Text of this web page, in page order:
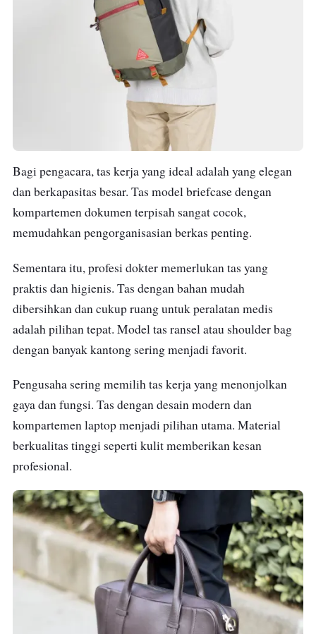
Bagi pengacara, tas kerja yang ideal adalah yang elegan
dan berkapasitas besar. Tas model briefcase dengan
kompartemen dokumen terpisah sangat cocok,
memudahkan pengorganisasian berkas penting.
Sementara itu, profesi dokter memerlukan tas yang
praktis dan higienis. Tas dengan bahan mudah
dibersihkan dan cukup ruang untuk peralatan medis
adalah pilihan tepat. Model tas ransel atau shoulder bag
dengan banyak kantong sering menjadi favorit.
Pengusaha sering memilih tas kerja yang menonjolkan
gaya dan fungsi. Tas dengan desain modern dan
kompartemen laptop menjadi pilihan utama. Material
berkualitas tinggi seperti kulit memberikan kesan
profesional.